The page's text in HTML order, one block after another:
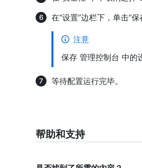
在“设置”边栏下，单击“保
注意
保存 管理控制台 中的
等待配置运行完毕。
帮助和支持